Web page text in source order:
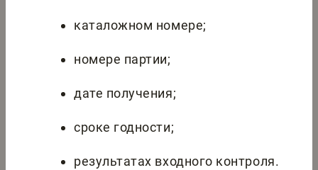
каталожном номере;
номере партии;
дате получения;
сроке годности;
результатах входного контроля.